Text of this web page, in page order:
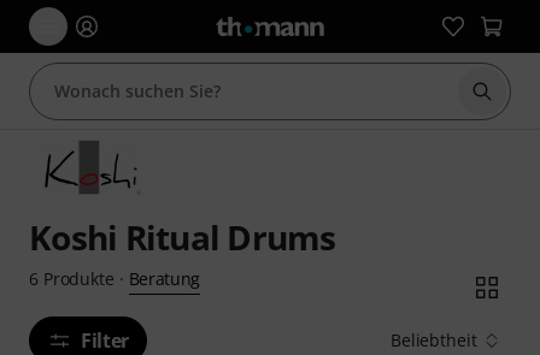
Suche
Koshi Ritual Drums
6 Produkte · Beratung
Filter Beliebtheit